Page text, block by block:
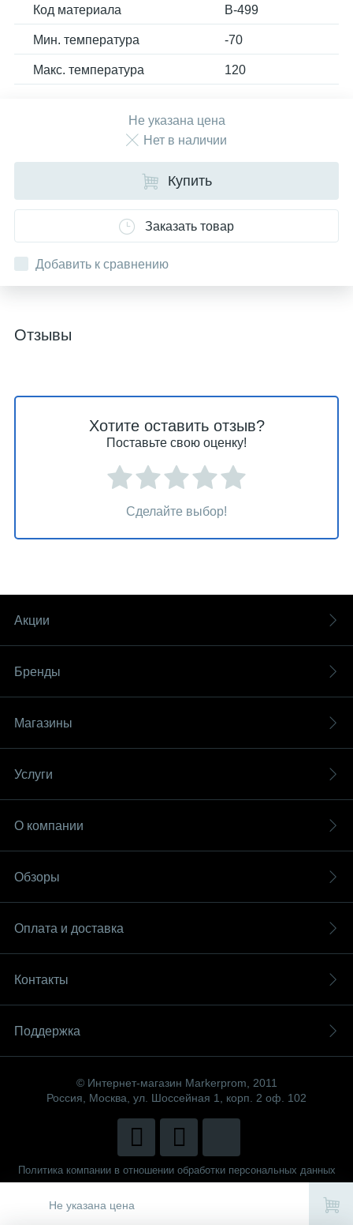
Код материала B-499
Мин. температура -70
Макс. температура 120
Не указана цена
Не указана цена
Нет в наличии
Купить
Заказать товар
Добавить к сравнению
Отзывы
Хотите оставить отзыв?
Поставьте свою оценку!
Сделайте выбор!
Акции
Бренды
Магазины
Услуги
О компании
Обзоры
Оплата и доставка
Контакты
Поддержка
© Интернет-магазин Markerprom, 2011
Россия, Москва, ул. Шоссейная 1, корп. 2 оф. 102
Политика компании в отношении обработки персональных данных